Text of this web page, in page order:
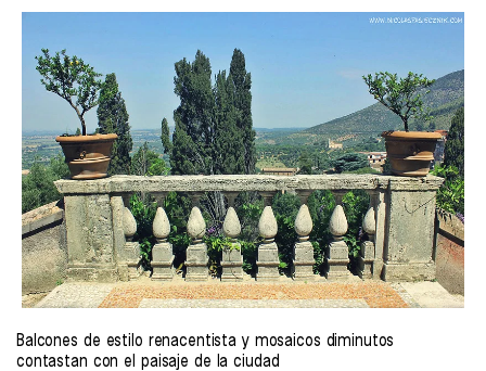
Balcones de estilo renacentista y mosaicos diminutos
contastan con el paisaje de la ciudad